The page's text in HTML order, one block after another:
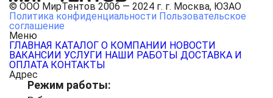
© ООО МирТентов 2006 — 2024 г. г. Москва, ЮЗАО
Политика конфиденциальности Пользовательское
соглашение
Меню
ГЛАВНАЯ КАТАЛОГ О КОМПАНИИ НОВОСТИ
ВАКАНСИИ УСЛУГИ НАШИ РАБОТЫ ДОСТАВКА И
ОПЛАТА КОНТАКТЫ
Адрес
Режим работы: